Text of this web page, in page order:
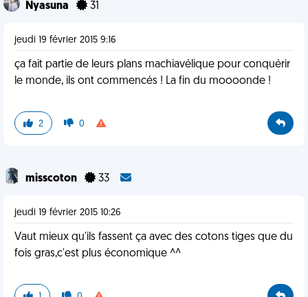
Nyasuna 31
jeudi 19 février 2015 9:16
ça fait partie de leurs plans machiavélique pour conquérir
le monde, ils ont commencés ! La fin du moooonde !
2 0
misscoton 33
jeudi 19 février 2015 10:26
Vaut mieux qu'ils fassent ça avec des cotons tiges que du
fois gras,c'est plus économique ^^